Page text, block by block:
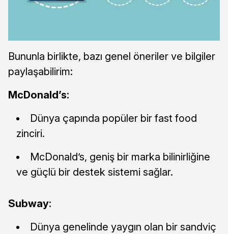
Bununla birlikte, bazı genel öneriler ve bilgiler
paylaşabilirim:
McDonald’s:
Dünya çapında popüler bir fast food
zinciri.
McDonald’s, geniş bir marka bilinirliğine
ve güçlü bir destek sistemi sağlar.
Subway:
Dünya genelinde yaygın olan bir sandviç